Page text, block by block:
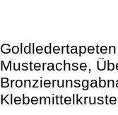
Musterachse,